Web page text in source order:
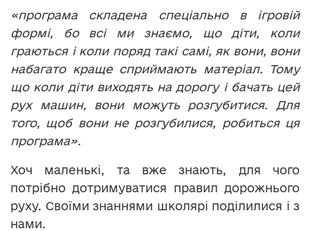
«програма складена спеціально в ігровій
формі, бо всі ми знаємо, що діти, коли
граються і коли поряд такі самі, як вони, вони
набагато краще сприймають матеріал. Тому
що коли діти виходять на дорогу і бачать цей
рух машин, вони можуть розгубитися. Для
того, щоб вони не розгубилися, робиться ця
програма».
Хоч маленькі, та вже знають, для чого
потрібно дотримуватися правил дорожнього
руху. Своїми знаннями школярі поділилися і з
нами.